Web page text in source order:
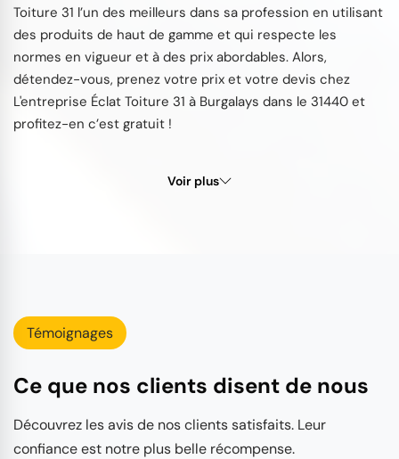
Toiture 31 l’un des meilleurs dans sa profession en utilisant
des produits de haut de gamme et qui respecte les
normes en vigueur et à des prix abordables. Alors,
détendez-vous, prenez votre prix et votre devis chez
L'entreprise Éclat Toiture 31 à Burgalays dans le 31440 et
profitez-en c’est gratuit !
Voir plus
Témoignages
Ce que nos clients disent de nous
Découvrez les avis de nos clients satisfaits. Leur
confiance est notre plus belle récompense.